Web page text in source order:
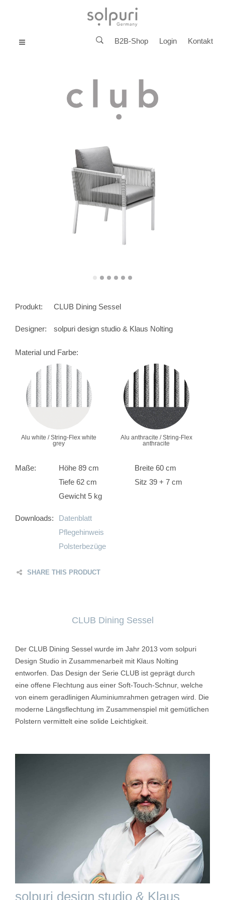
MENU B2B-Shop Login Kontakt
Produkt: CLUB Dining Sessel
Designer: solpuri design studio & Klaus Nolting
Material und Farbe:
Alu white / String-Flex white
grey
Alu anthracite / String-Flex
anthracite
Maße: Höhe 89 cm
Breite 60 cm
Tiefe 62 cm
Sitz 39 + 7 cm
Gewicht 5 kg
Downloads:
Datenblatt
Pflegehinweis
Polsterbezüge
SHARE THIS PRODUCT
CLUB Dining Sessel
Der CLUB Dining Sessel wurde im Jahr 2013 vom solpuri
Design Studio in Zusammenarbeit mit Klaus Nolting
entworfen. Das Design der Serie CLUB ist geprägt durch
eine offene Flechtung aus einer Soft-Touch-Schnur, welche
von einem geradlinigen Aluminiumrahmen getragen wird. Die
moderne Längsflechtung im Zusammenspiel mit gemütlichen
Polstern vermittelt eine solide Leichtigkeit.
solpuri design studio & Klaus